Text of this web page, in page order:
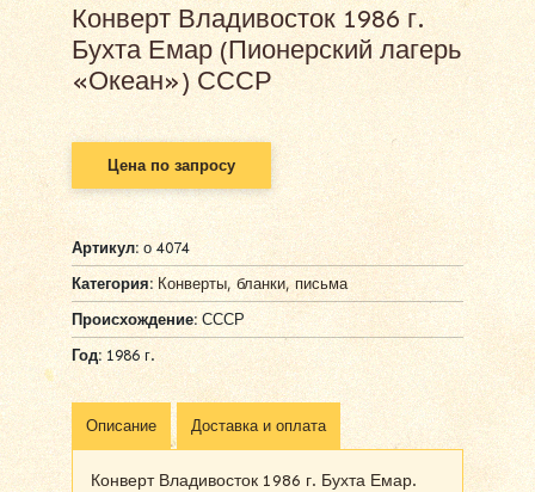
Конверт Владивосток 1986 г.
Бухта Емар (Пионерский лагерь
«Океан») СССР
Цена по запросу
Артикул:о 4074
Категория: Конверты, бланки, письма
Происхождение: СССР
Год: 1986 г.
Описание Доставка и оплата
Конверт Владивосток 1986 г. Бухта Емар.